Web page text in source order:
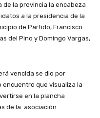
de la provincia la encabeza
a la presidencia de la
de Partido, Francisco
del Pino y Domingo Vargas,
vencida se dio por
que visualiza la
en la plancha
de la asociación